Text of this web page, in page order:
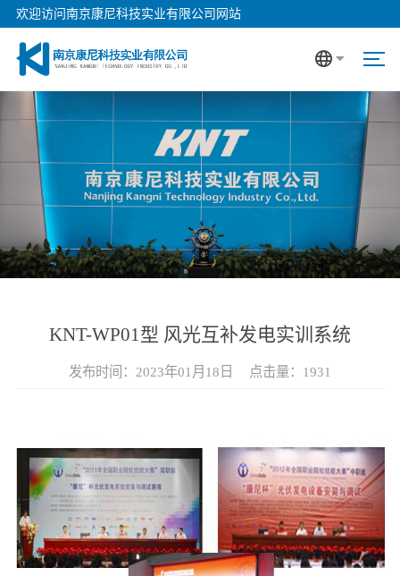
欢迎访问南京康尼科技实业有限公司网站
KNT-WP01型 风光互补发电实训系统
发布时间：2023年01月18日 点击量： 1931